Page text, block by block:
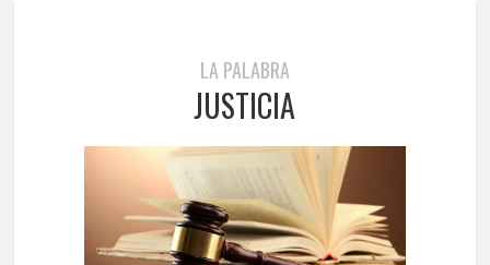
LA PALABRA
JUSTICIA